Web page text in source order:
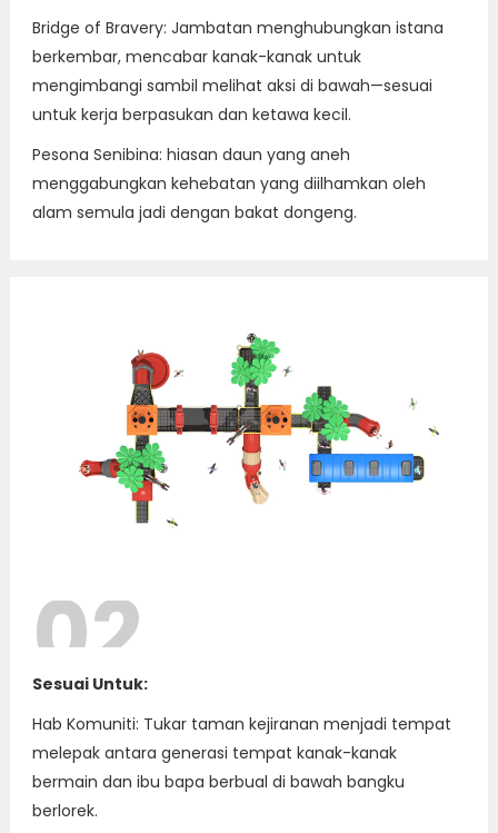
Bridge of Bravery: Jambatan menghubungkan istana
berkembar, mencabar kanak-kanak untuk
mengimbangi sambil melihat aksi di bawah—sesuai
untuk kerja berpasukan dan ketawa kecil.
Pesona Senibina: hiasan daun yang aneh
menggabungkan kehebatan yang diilhamkan oleh
alam semula jadi dengan bakat dongeng.
02
Sesuai Untuk:
Hab Komuniti: Tukar taman kejiranan menjadi tempat
melepak antara generasi tempat kanak-kanak
bermain dan ibu bapa berbual di bawah bangku
berlorek.